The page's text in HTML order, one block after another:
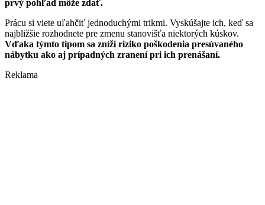
prvý pohľad môže zdať.
Prácu si viete uľahčiť jednoduchými trikmi. Vyskúšajte ich, keď sa
najbližšie rozhodnete pre zmenu stanovišťa niektorých kúskov.
Vďaka týmto tipom sa zníži riziko poškodenia presúvaného
nábytku ako aj prípadných zranení pri ich prenášaní.
Reklama